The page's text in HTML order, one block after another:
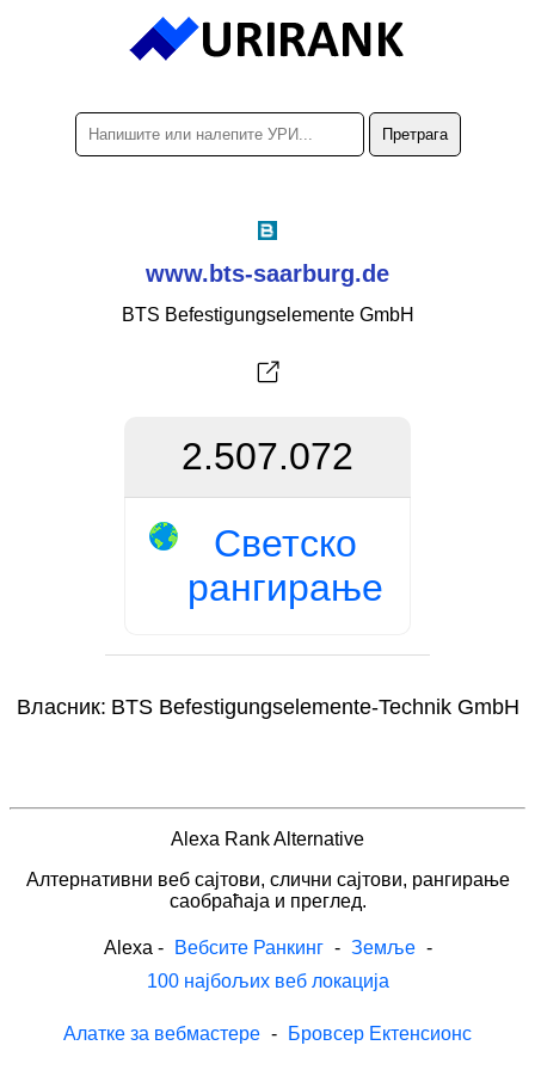
www.bts-saarburg.de
BTS Befestigungselemente GmbH
2.507.072
Светско
рангирање
Власник: BTS Befestigungselemente-Technik GmbH
Alexa Rank Alternative
Алтернативни веб сајтови, слични сајтови, рангирање
саобраћаја и преглед.
Alexa - Вебсите Ранкинг - Земље -
100 најбољих веб локација
Алатке за вебмастере - Бровсер Ектенсионс